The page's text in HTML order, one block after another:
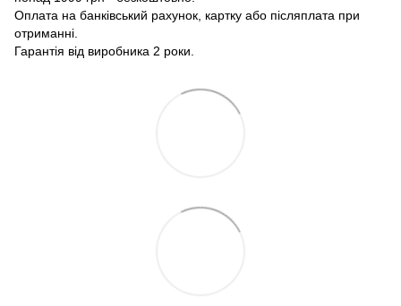
Оплата на банківський рахунок, картку або післяплата при
отриманні.
Гарантія від виробника 2 роки.